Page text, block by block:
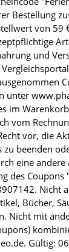
Bestellung
von 59
und
unter
im
vom
vor, die
zu beenden
eine andere
des
Nicht
Bücher,
Nicht mit
Gültig: